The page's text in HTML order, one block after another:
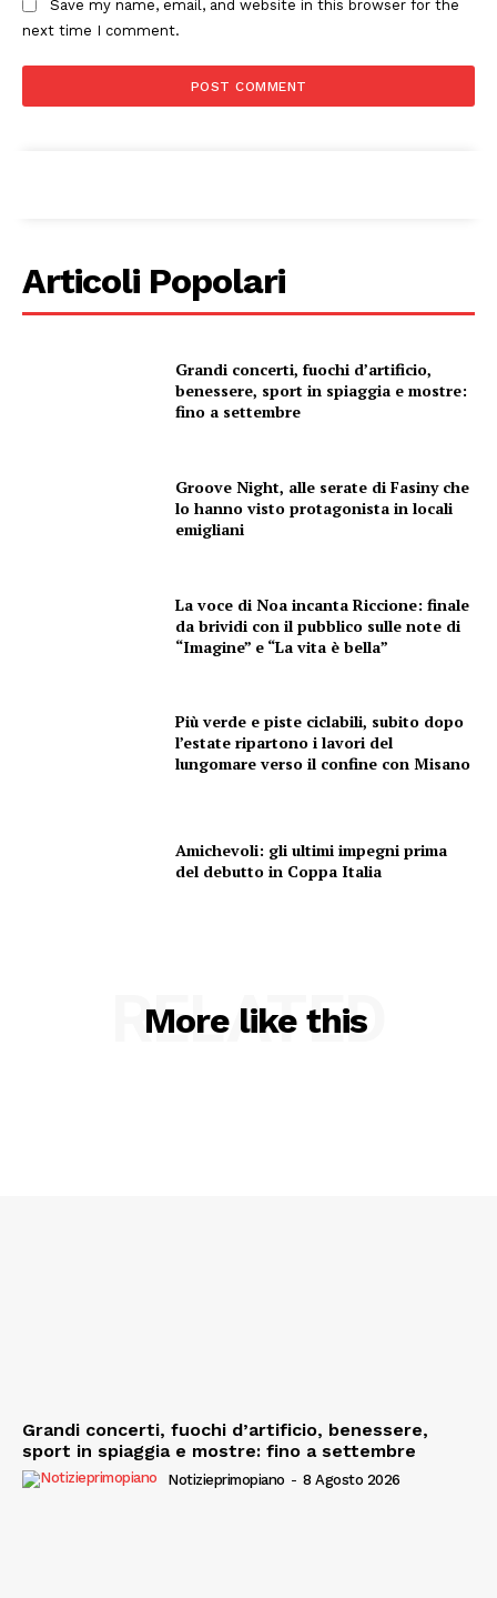
Menu
Canale TV 70/80/90
Save my name, email, and website in this browser for the
next time I comment.
Articoli Popolari
Grandi concerti, fuochi d’artificio,
benessere, sport in spiaggia e mostre:
fino a settembre
Groove Night, alle serate di Fasiny che
lo hanno visto protagonista in locali
emigliani
La voce di Noa incanta Riccione: finale
da brividi con il pubblico sulle note di
“Imagine” e “La vita è bella”
Più verde e piste ciclabili, subito dopo
l’estate ripartono i lavori del
lungomare verso il confine con Misano
Amichevoli: gli ultimi impegni prima
del debutto in Coppa Italia
More like this
RELATED
Grandi concerti, fuochi d’artificio, benessere,
sport in spiaggia e mostre: fino a settembre
Notizieprimopiano - 8 Agosto 2026